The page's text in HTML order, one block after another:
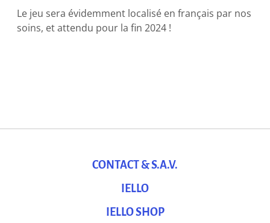
Le jeu sera évidemment localisé en français par nos
soins, et attendu pour la fin 2024 !
CONTACT & S.A.V.
IELLO
IELLO SHOP